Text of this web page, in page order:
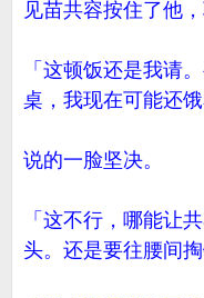
见苗共容按住了他
「这顿饭还是我请
桌，我现在可能还饿
说的一脸坚决。
「这不行，哪能让
头。还是要往腰间掏